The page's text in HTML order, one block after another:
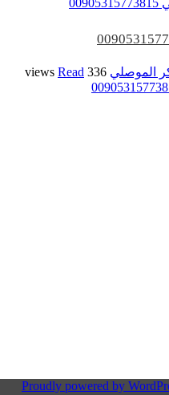
الموصلي 336 views
Read
Proudly powered by